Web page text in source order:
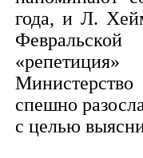
года, и Л.
спешно
с целью